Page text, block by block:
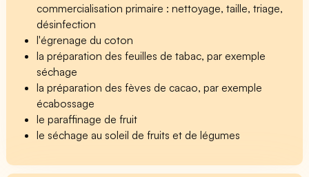
commercialisation primaire : nettoyage, taille, triage,
désinfection
l'égrenage du coton
la préparation des feuilles de tabac, par exemple
séchage
la préparation des fèves de cacao, par exemple
écabossage
le paraffinage de fruit
le séchage au soleil de fruits et de légumes